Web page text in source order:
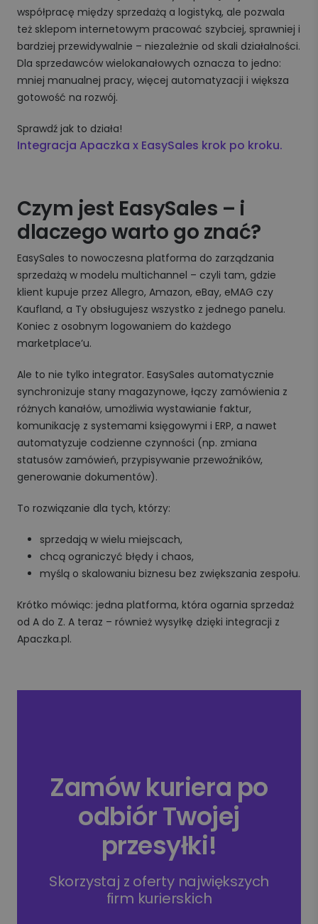
współpracę między sprzedażą a logistyką, ale pozwala
też sklepom internetowym pracować szybciej, sprawniej i
bardziej przewidywalnie – niezależnie od skali działalności.
Dla sprzedawców wielokanałowych oznacza to jedno:
mniej manualnej pracy, więcej automatyzacji i większa
gotowość na rozwój.
Sprawdź jak to działa!
Integracja Apaczka x EasySales krok po kroku.
Czym jest EasySales – i
dlaczego warto go znać?
EasySales to nowoczesna platforma do zarządzania
sprzedażą w modelu multichannel – czyli tam, gdzie
klient kupuje przez Allegro, Amazon, eBay, eMAG czy
Kaufland, a Ty obsługujesz wszystko z jednego panelu.
Koniec z osobnym logowaniem do każdego
marketplace’u.
Ale to nie tylko integrator. EasySales automatycznie
synchronizuje stany magazynowe, łączy zamówienia z
różnych kanałów, umożliwia wystawianie faktur,
komunikację z systemami księgowymi i ERP, a nawet
automatyzuje codzienne czynności (np. zmiana
statusów zamówień, przypisywanie przewoźników,
generowanie dokumentów).
To rozwiązanie dla tych, którzy:
sprzedają w wielu miejscach,
chcą ograniczyć błędy i chaos,
myślą o skalowaniu biznesu bez zwiększania zespołu.
Krótko mówiąc: jedna platforma, która ogarnia sprzedaż
od A do Z. A teraz – również wysyłkę dzięki integracji z
Apaczka.pl.
Zamów kuriera po
odbiór Twojej
przesyłki!
Skorzystaj z oferty największych
firm kurierskich